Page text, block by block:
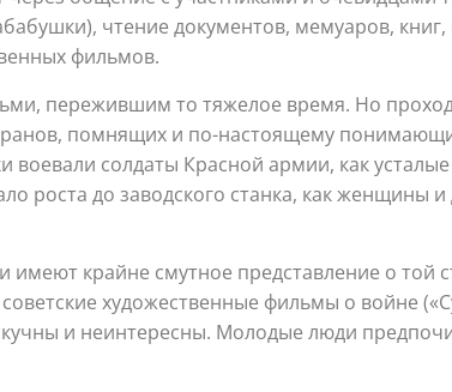
чтение документов, мемуаров,
фильмов.
пережившим то тяжелое время. Но
помнящих и по-настоящему
воевали солдаты Красной армии, как
роста до заводского станка, как женщины и
крайне смутное представление о той
художественные фильмы о войне
и неинтересны. Молодые люди